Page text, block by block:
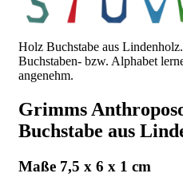
Holz Buchstabe aus
Buchstaben- bzw. Alphabet
angenehm.
Grimms
Buchstabe aus
Maße 7,5 x 6 x 1 cm